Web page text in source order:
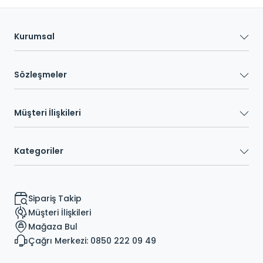
Kurumsal
Sözleşmeler
Müşteri İlişkileri
Kategoriler
Sipariş Takip
Müşteri İlişkileri
Mağaza Bul
Çağrı Merkezi: 0850 222 09 49